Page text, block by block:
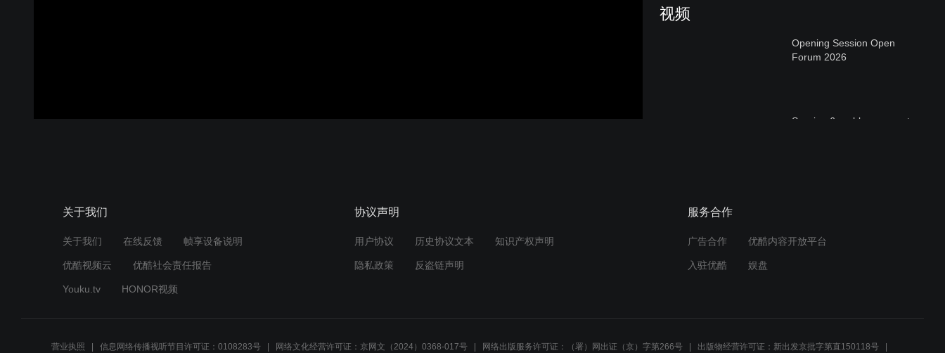
视频
Opening Session Open
Forum 2026
Session 6 problems on set
关于我们
关于我们 在线反馈 帧享设备说明
优酷视频云 优酷社会责任报告
Youku.tv HONOR视频
协议声明
用户协议 历史协议文本 知识产权声明
隐私政策 反盗链声明
服务合作
广告合作 优酷内容开放平台
入驻优酷 娱盘
营业执照 信息网络传播视听节目许可证：0108283号 网络文化经营许可证：京网文（2024）0368-017号 网络出版服务许可证：（署）网出证（京）字第266号 出版物经营许可证：新出发京批字第直150118号